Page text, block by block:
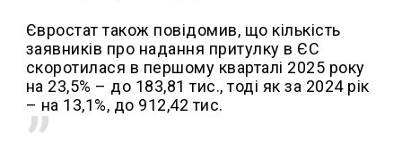
Євростат також повідомив, що кількість
заявників про надання притулку в ЄС
скоротилася в першому кварталі 2025 року
на 23,5% – до 183,81 тис., тоді як за 2024 рік
– на 13,1%, до 912,42 тис.